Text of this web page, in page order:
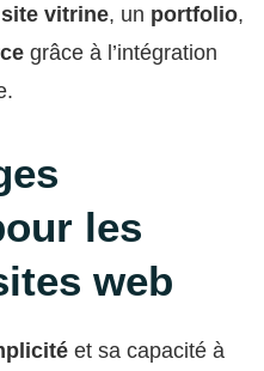
site vitrine, un portfolio,
grâce à l’intégration
les
web
et sa capacité à